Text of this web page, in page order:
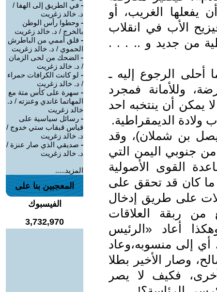
الغريب، أو
الأب في انقلاب
من جديد و .. . . .
الرجوع إليه ـ
وللأمانة فمجرد
يمكن أن ينتخبه احد
الديمقراطية.
بن شملان)، وقد
جنوبي اليمن التي
القوى الأصولية
ما كان قد تحقق على
على طريق إدخال
من ربقة العلاقات
وهكذا أعاد «الرئيس
إلى منسوبه،وعاد
وصار الأخير بطلا
فكيف لا يصر
- في الطريق إلى الهفا /
د. خالد زغريت
- وحطوا رأس الوطن
بالخرج / د. خالد زغريت
- قلق أممي من الباطرش
الحموي / د. خالد زغريت
- الضحك من لحى الزمان
/ د. خالد زغريت
- لو كانت الكرافات حمراء
/ د. خالد زغريت
- سهرة على كأس متة مع
المهاتما غاندي وعنزته / د.
خالد زغريت
- رسائل سياسية على
قياس قبقاب ستي خدوج /
د. خالد زغريت
- صديقي الذي صار عنزة /
د. خالد زغريت
المزيد.....
المعجبين بنا على
الفيسبوك
3,732,970